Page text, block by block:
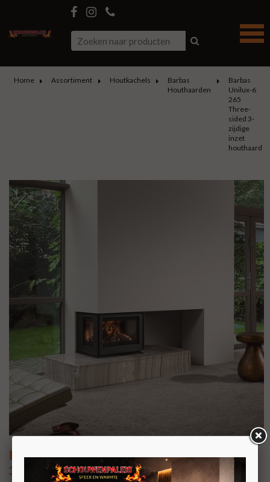
Home Assortiment Houtkachels
Barbas
Houthaarden
Barbas
Unilux-6
265
Three-
sided 3-
zijdige
inzet
houthaard
Barbas Unilux-6 265 Three-sided
3-zijdige inzet houthaard